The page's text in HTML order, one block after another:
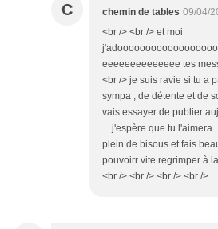
C chemin de tables 09/04/
<br /> <br /> et moi
eeeeeeeeeeeeee tes
<br /> je suis ravie si tu a
sympa , de détente et de
vais essayer de publier
....j'espère que tu
plein de bisous et fais
pouvoirr vite regrimper à
<br /> <br /> <br /> <br />